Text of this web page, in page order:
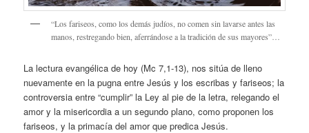
“Los fariseos, como los demás judíos, no comen sin lavarse antes las
manos, restregando bien, aferrándose a la tradición de sus mayores”…
La lectura evangélica de hoy (Mc 7,1-13), nos sitúa de lleno
nuevamente en la pugna entre Jesús y los escribas y fariseos; la
controversia entre “cumplir” la Ley al pie de la letra, relegando el
amor y la misericordia a un segundo plano, como proponen los
fariseos, y la primacía del amor que predica Jesús.